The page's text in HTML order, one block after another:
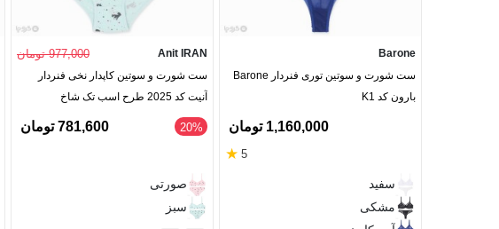
Barone
ست شورت و سوتین توری فنردار Barone
بارون کد K1
1,160,000 تومان
5
★
سفید
مشکی
Anit IRAN 977,000 تومان
ست شورت و سوتین کاپدار نخی فنردار
آنیت کد 2025 طرح اسب تک شاخ
‎20% 781,600 تومان
صورتی
سبز